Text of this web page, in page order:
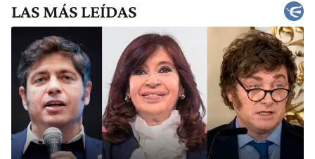
LAS MÁS LEÍDAS